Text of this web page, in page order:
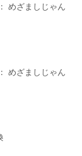
めざましじゃん
めざましじゃん